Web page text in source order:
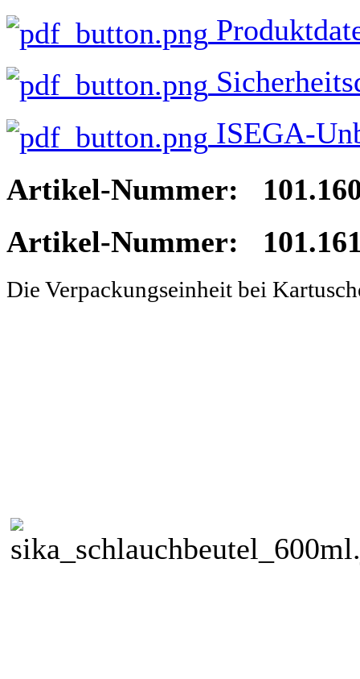
ISEGA-
Artikel-Nummer:
Artikel-Nummer:
Die Verpackungseinheit bei